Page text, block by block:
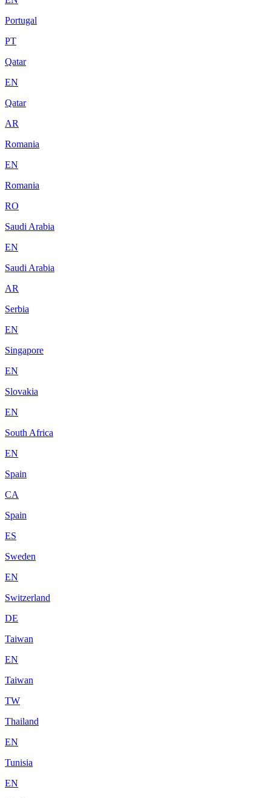
Portugal
PT
Qatar
EN
Qatar
AR
Romania
EN
Romania
RO
Saudi Arabia
EN
Saudi Arabia
AR
Serbia
EN
Singapore
EN
Slovakia
EN
South Africa
EN
Spain
CA
Spain
ES
Sweden
EN
Switzerland
DE
Taiwan
EN
Taiwan
TW
Thailand
EN
Tunisia
EN